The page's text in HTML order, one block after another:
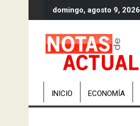
al
domingo, agosto 9, 2026
INICIO ECONOMÍA